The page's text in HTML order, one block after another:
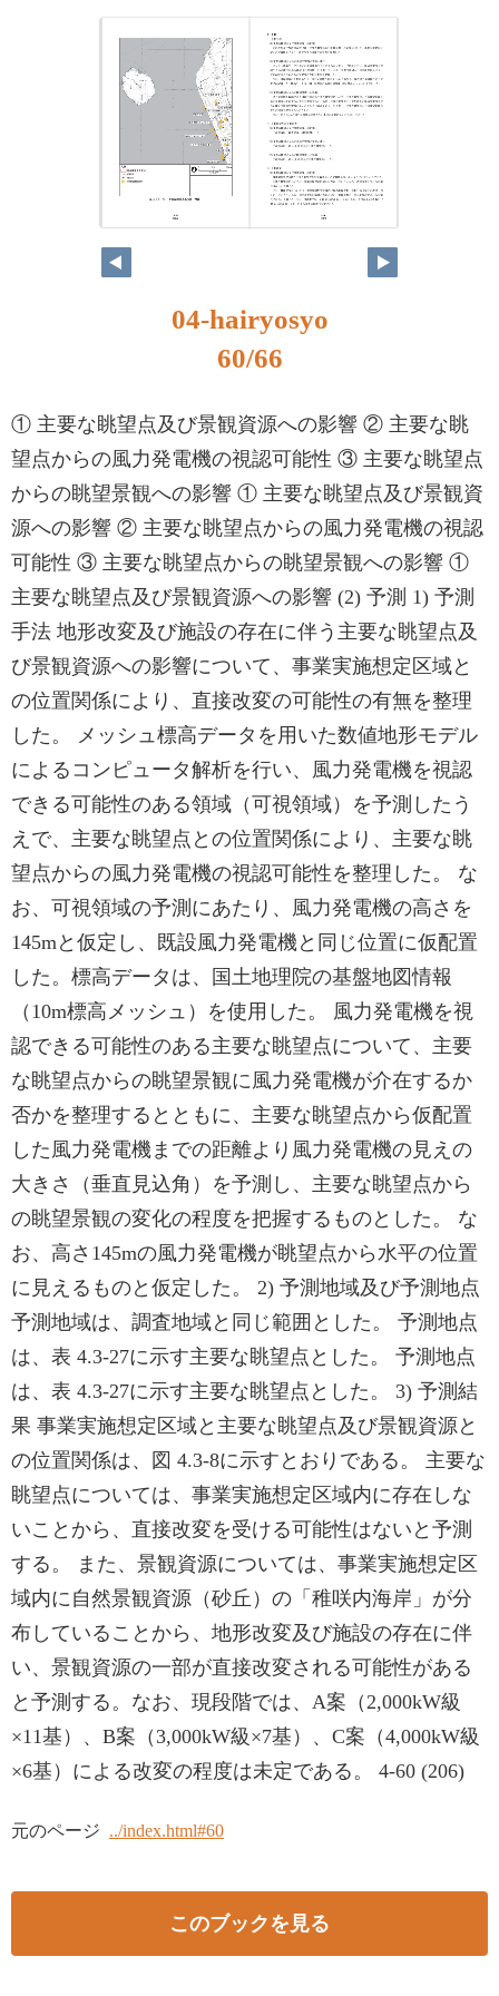
04-hairyosyo
60/66
① 主要な眺望点及び景観資源への影響 ② 主要な眺
望点からの風力発電機の視認可能性 ③ 主要な眺望点
からの眺望景観への影響 ① 主要な眺望点及び景観資
源への影響 ② 主要な眺望点からの風力発電機の視認
可能性 ③ 主要な眺望点からの眺望景観への影響 ①
主要な眺望点及び景観資源への影響 (2) 予測 1) 予測
手法 地形改変及び施設の存在に伴う主要な眺望点及
び景観資源への影響について、事業実施想定区域と
の位置関係により、直接改変の可能性の有無を整理
した。 メッシュ標高データを用いた数値地形モデル
によるコンピュータ解析を行い、風力発電機を視認
できる可能性のある領域（可視領域）を予測したう
えで、主要な眺望点との位置関係により、主要な眺
望点からの風力発電機の視認可能性を整理した。 な
お、可視領域の予測にあたり、風力発電機の高さを
145mと仮定し、既設風力発電機と同じ位置に仮配置
した。標高データは、国土地理院の基盤地図情報
（10m標高メッシュ）を使用した。 風力発電機を視
認できる可能性のある主要な眺望点について、主要
な眺望点からの眺望景観に風力発電機が介在するか
否かを整理するとともに、主要な眺望点から仮配置
した風力発電機までの距離より風力発電機の見えの
大きさ（垂直見込角）を予測し、主要な眺望点から
の眺望景観の変化の程度を把握するものとした。 な
お、高さ145mの風力発電機が眺望点から水平の位置
に見えるものと仮定した。 2) 予測地域及び予測地点
予測地域は、調査地域と同じ範囲とした。 予測地点
は、表 4.3-27に示す主要な眺望点とした。 予測地点
は、表 4.3-27に示す主要な眺望点とした。 3) 予測結
果 事業実施想定区域と主要な眺望点及び景観資源と
の位置関係は、図 4.3-8に示すとおりである。 主要な
眺望点については、事業実施想定区域内に存在しな
いことから、直接改変を受ける可能性はないと予測
する。 また、景観資源については、事業実施想定区
域内に自然景観資源（砂丘）の「稚咲内海岸」が分
布していることから、地形改変及び施設の存在に伴
い、景観資源の一部が直接改変される可能性がある
と予測する。なお、現段階では、A案（2,000kW級
×11基）、B案（3,000kW級×7基）、C案（4,000kW級
×6基）による改変の程度は未定である。 4-60 (206)
元のページ ../index.html#60
このブックを見る